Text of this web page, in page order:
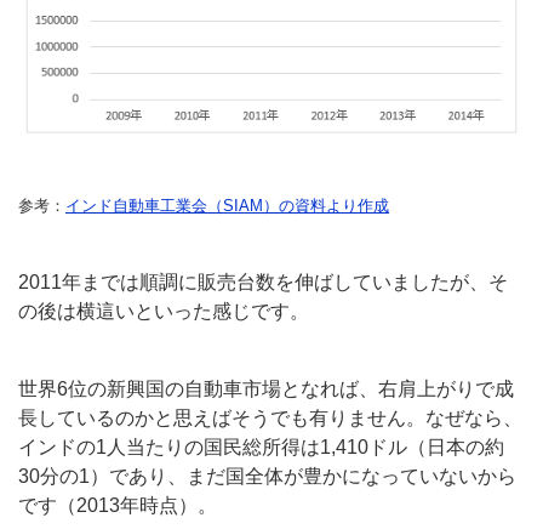
参考： インド自動車工業会（SIAM）の資料より作成
2011年までは順調に販売台数を伸ばしていましたが、そ
の後は横這いといった感じです。
世界6位の新興国の自動車市場となれば、右肩上がりで成
長しているのかと思えばそうでも有りません。なぜなら、
インドの1人当たりの国民総所得は1,410ドル（日本の約
30分の1）であり、まだ国全体が豊かになっていないから
です（2013年時点）。